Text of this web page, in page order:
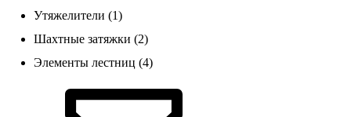
Утяжелители (1)
Шахтные затяжки (2)
Элементы лестниц (4)